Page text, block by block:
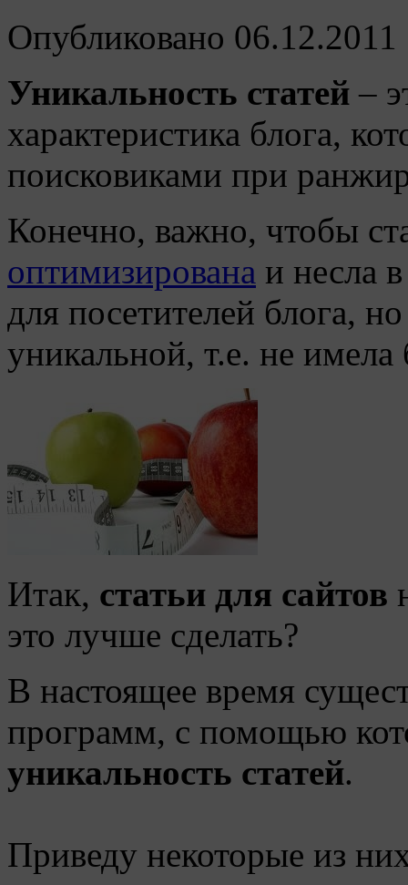
Опубликовано 06.12.2011
Уникальность статей –
характеристика блога,
поисковиками при
Конечно, важно, чтобы
оптимизирована и несла
для посетителей блога,
уникальной, т.е. не
Итак, статьи для сайтов
это лучше сделать?
В настоящее время
программ, с помощью
уникальность статей.
Приведу некоторые из